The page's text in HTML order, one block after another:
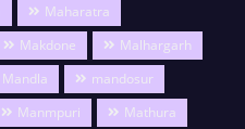
Maharatra
Makdone
Malhargarh
Mandla
mandosur
Manmpuri
Mathura